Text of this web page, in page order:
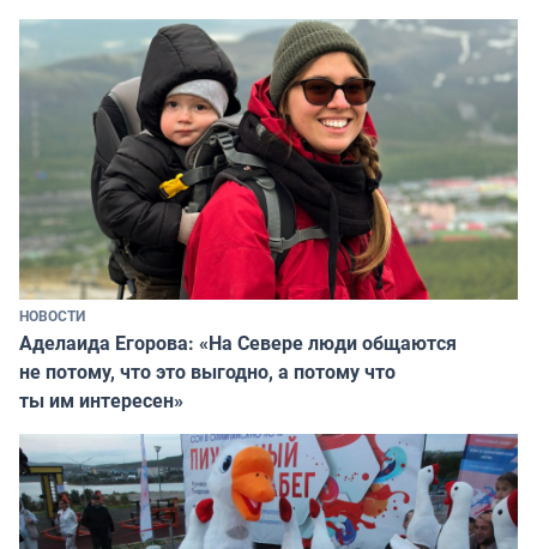
НОВОСТИ
Аделаида Егорова: «На Севере люди общаются
не потому, что это выгодно, а потому что
ты им интересен»